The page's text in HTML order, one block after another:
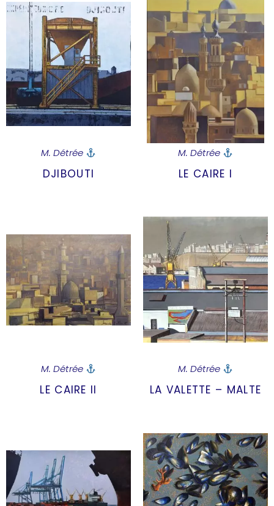
M. Détrée
DJIBOUTI
M. Détrée
LE CAIRE I
M. Détrée
LE CAIRE II
M. Détrée
LA VALETTE – MALTE